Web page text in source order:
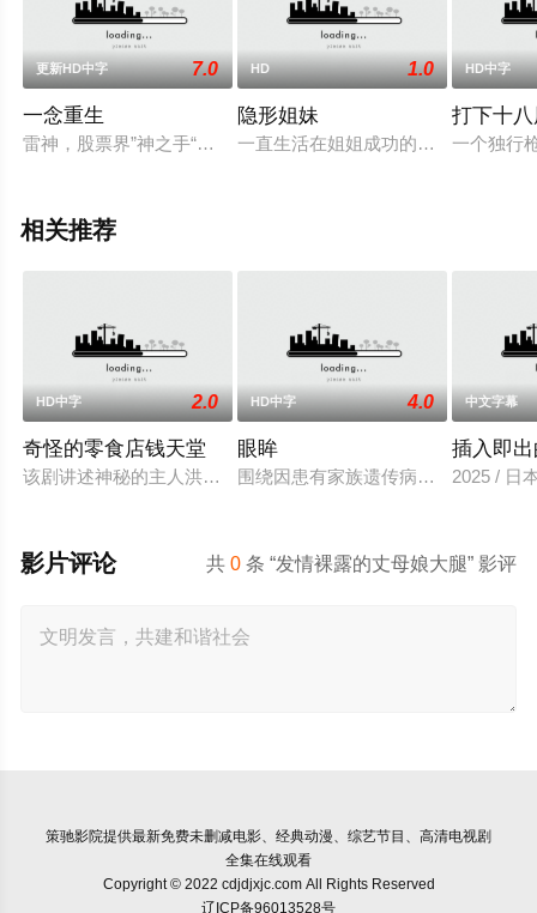
更新HD中字 7.0
一念重生
雷神，股票界”神之手“。替人操盘无数，获利无数！但是在一次
HD 1.0
隐形姐妹
一直生活在姐姐成功的阴影下的克莱
HD中字
打下十
一个独行
相关推荐
HD中字 2.0
奇怪的零食店钱天堂
该剧讲述神秘的主人洪子卖能够实现人们愿望的神秘零食，以及
HD中字 4.0
眼眸
围绕因患有家族遗传病而导致视力
中文字幕
插入即
2025 / 日
共0 条 “发情裸露的丈母娘大腿” 影评
影片评论
策驰影院提供最新免费未删减电影、经典动漫、综艺节目、高清电视剧
全集在线观看
Copyright © 2022 cdjdjxjc.com All Rights Reserved
辽ICP备96013528号